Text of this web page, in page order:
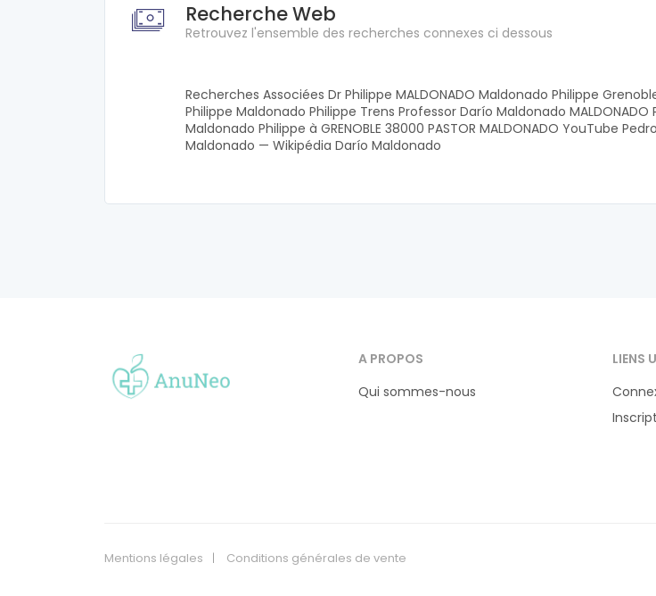
Recherche Web
Retrouvez l'ensemble des recherches connexes ci dessous
Recherches Associées Dr Philippe MALDONADO Maldonado Philippe
Philippe Maldonado Philippe Trens Professor Darío Maldonado MALDONADO
Maldonado Philippe à GRENOBLE 38000 PASTOR MALDONADO YouTube
Maldonado — Wikipédia Darío Maldonado
A PROPOS
Qui sommes-nous
LIENS
Mentions légales Conditions générales de vente